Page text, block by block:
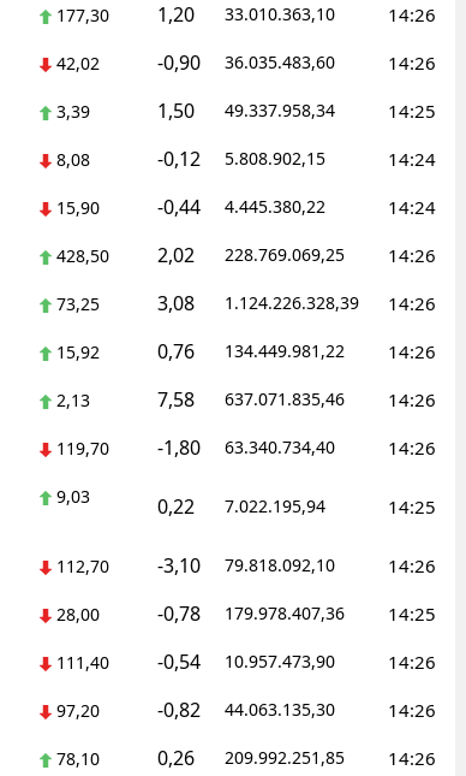
Sakarya
Samsun
Tekirdağ
Şanlıurfa
Yozgat
Zonguldak
Aksaray
177,30 1,20 33.010.363,10 14:26
42,02 -0,90 36.035.483,60 14:26
3,39 1,50 49.337.958,34 14:25
8,08 -0,12 5.808.902,15 14:24
15,90 -0,44 4.445.380,22 14:24
428,50 2,02 228.769.069,25 14:26
73,25 3,08 1.124.226.328,39 14:26
15,92 0,76 134.449.981,22 14:26
2,13 7,58 637.071.835,46 14:26
119,70 -1,80 63.340.734,40 14:26
9,03 0,22 7.022.195,94 14:25
112,70 -3,10 79.818.092,10 14:26
28,00 -0,78 179.978.407,36 14:25
111,40 -0,54 10.957.473,90 14:26
97,20 -0,82 44.063.135,30 14:26
78,10 0,26 209.992.251,85 14:26